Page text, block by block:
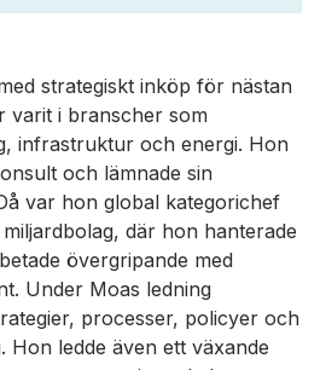
strategiskt inköp för nästan
varit i branscher som
infrastruktur och energi. Hon
och lämnade sin
var hon global kategorichef
där hon hanterade
övergripande med
Under Moas ledning
processer, policyer och
Hon ledde även ett växande